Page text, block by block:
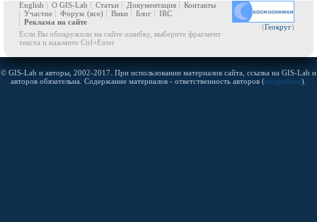
(Геокруг)
English О GIS-Lab Статьи Документация
Контакты
Участие
Форум (все) Вики Блог
IRC
Реклама на сайте
Если Вы обнаружили на сайте ошибку, выберите фрагмент
текста и нажмите Ctrl+Enter
© GIS-Lab и авторы, 2002-2017. При использовании материалов сайта, ссылка на GIS-Lab и
авторов обязательна. Содержание материалов - ответственность авторов (подробнее).